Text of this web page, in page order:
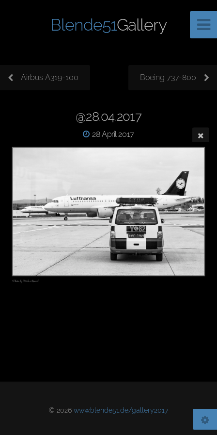
Blende51Gallery
Airbus A319-100 Boeing 737-800
@28.04.2017
28 April 2017
© 2026 www.blende51.de/gallery2017